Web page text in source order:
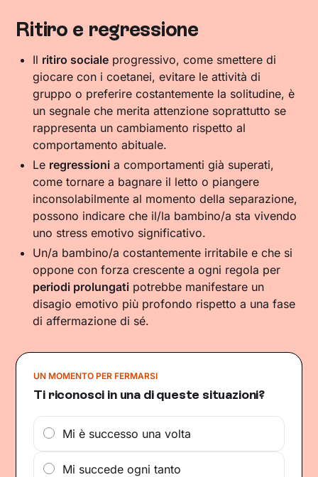
Ritiro e regressione
Il ritiro sociale progressivo, come smettere di
giocare con i coetanei, evitare le attività di
gruppo o preferire costantemente la solitudine, è
un segnale che merita attenzione soprattutto se
rappresenta un cambiamento rispetto al
comportamento abituale.
Le regressioni a comportamenti già superati,
come tornare a bagnare il letto o piangere
inconsolabilmente al momento della separazione,
possono indicare che il/la bambino/a sta vivendo
uno stress emotivo significativo.
Un/a bambino/a costantemente irritabile e che si
oppone con forza crescente a ogni regola per
periodi prolungati potrebbe manifestare un
disagio emotivo più profondo rispetto a una fase
di affermazione di sé.
UN MOMENTO PER FERMARSI
Ti riconosci in una di queste situazioni?
Mi è successo una volta
Mi succede ogni tanto